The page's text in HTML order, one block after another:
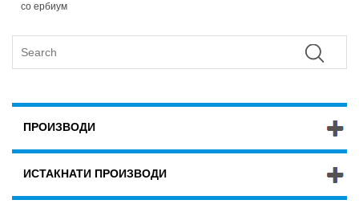
со ербиум
ПРОИЗВОДИ
ИСТАКНАТИ ПРОИЗВОДИ